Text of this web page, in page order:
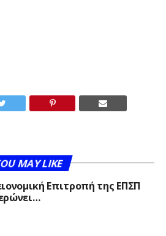
MAY LIKE
Επιτροπή της ΕΠΣΠ